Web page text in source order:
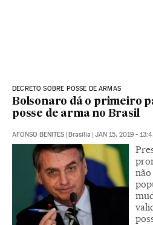
DECRETO SOBRE POSSE DE ARMAS
Bolsonaro dá o primeiro
posse de arma no Brasil
AFONSO BENITES | Brasília | JAN 15, 2019 -